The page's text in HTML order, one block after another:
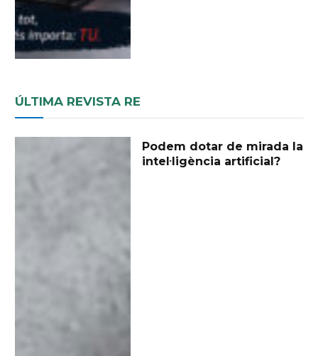
ÚLTIMA REVISTA RE
Podem dotar de mirada la
intel·ligència artificial?